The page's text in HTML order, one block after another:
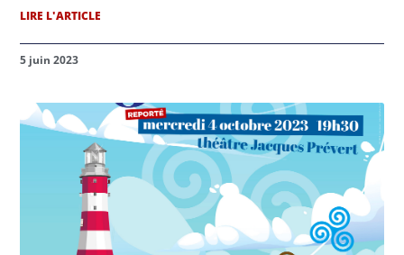
LIRE L'ARTICLE
5 juin 2023